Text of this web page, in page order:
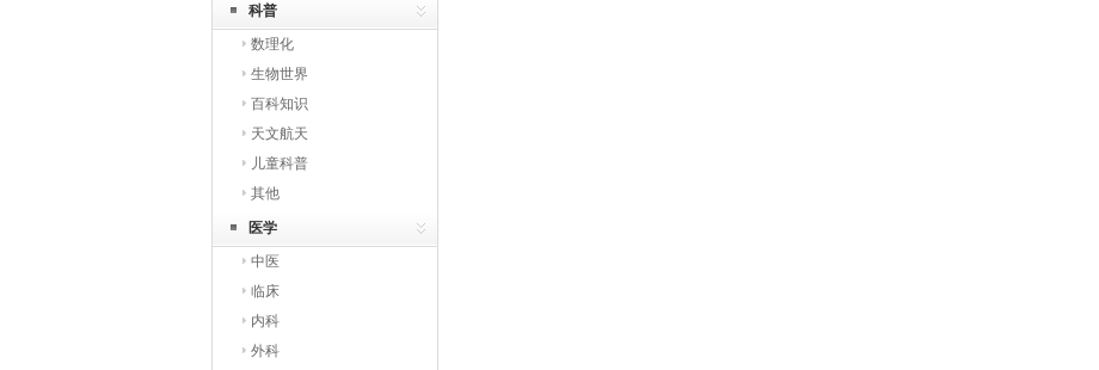
科普
数理化
生物世界
百科知识
天文航天
儿童科普
其他
医学
中医
临床
内科
外科